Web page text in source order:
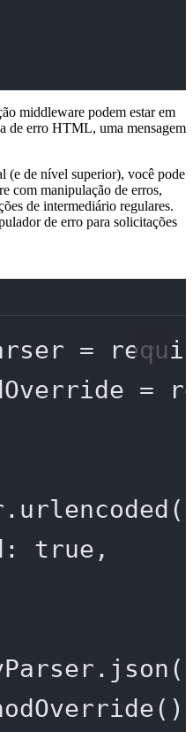
middleware podem estar em
de erro HTML, uma mensagem
(e de nível superior), você pode
com manipulação de erros,
de intermediário regulares.
de erro para solicitações
=
=
urlencoded
true ,
json